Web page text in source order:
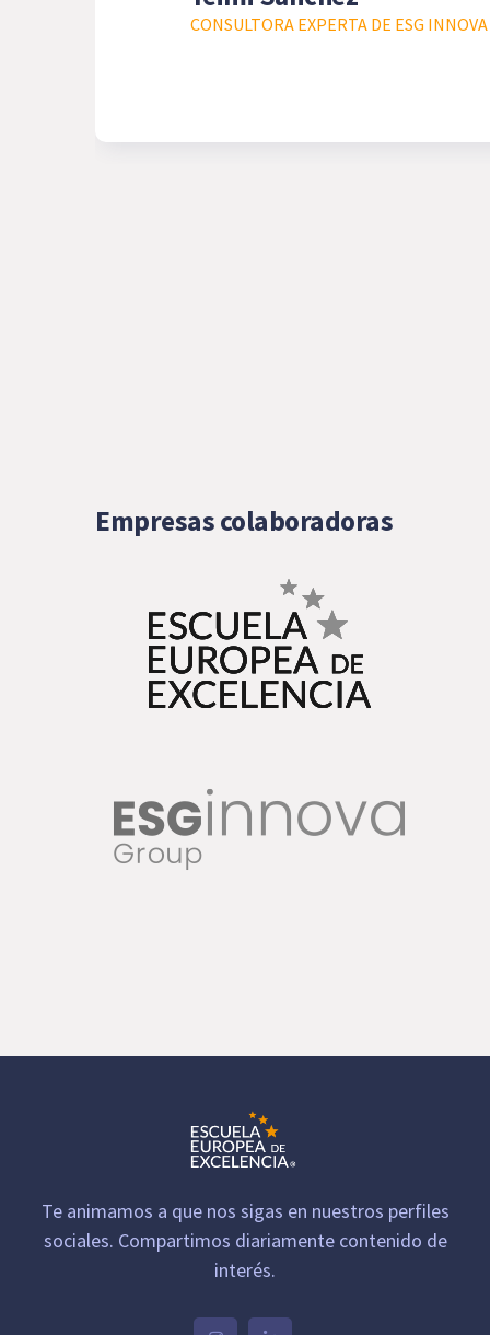
CONSULTORA EXPERTA DE ESG
Empresas colaboradoras
Te animamos a que nos sigas en nuestros perfiles
sociales. Compartimos diariamente contenido de
interés.